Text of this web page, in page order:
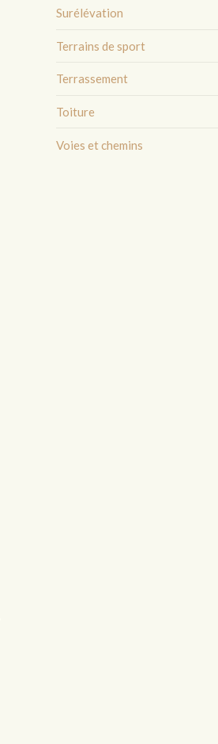
Surélévation
Terrains de sport
Terrassement
Toiture
Voies et chemins